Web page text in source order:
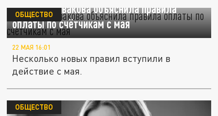
Адвокат Сивакова объяснила правила
оплаты по счётчикам с мая
ОБЩЕСТВО
22 МАЯ 16:01
Несколько новых правил вступили в
действие с мая.
ОБЩЕСТВО